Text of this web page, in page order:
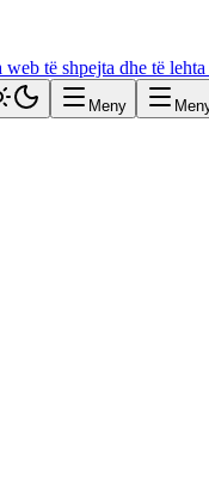
web të shpejta dhe të
Meny